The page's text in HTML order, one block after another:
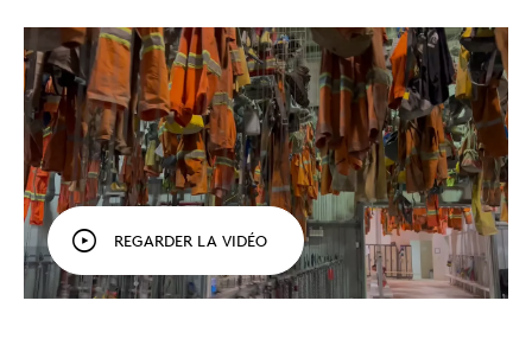
REGARDER LA VIDÉO